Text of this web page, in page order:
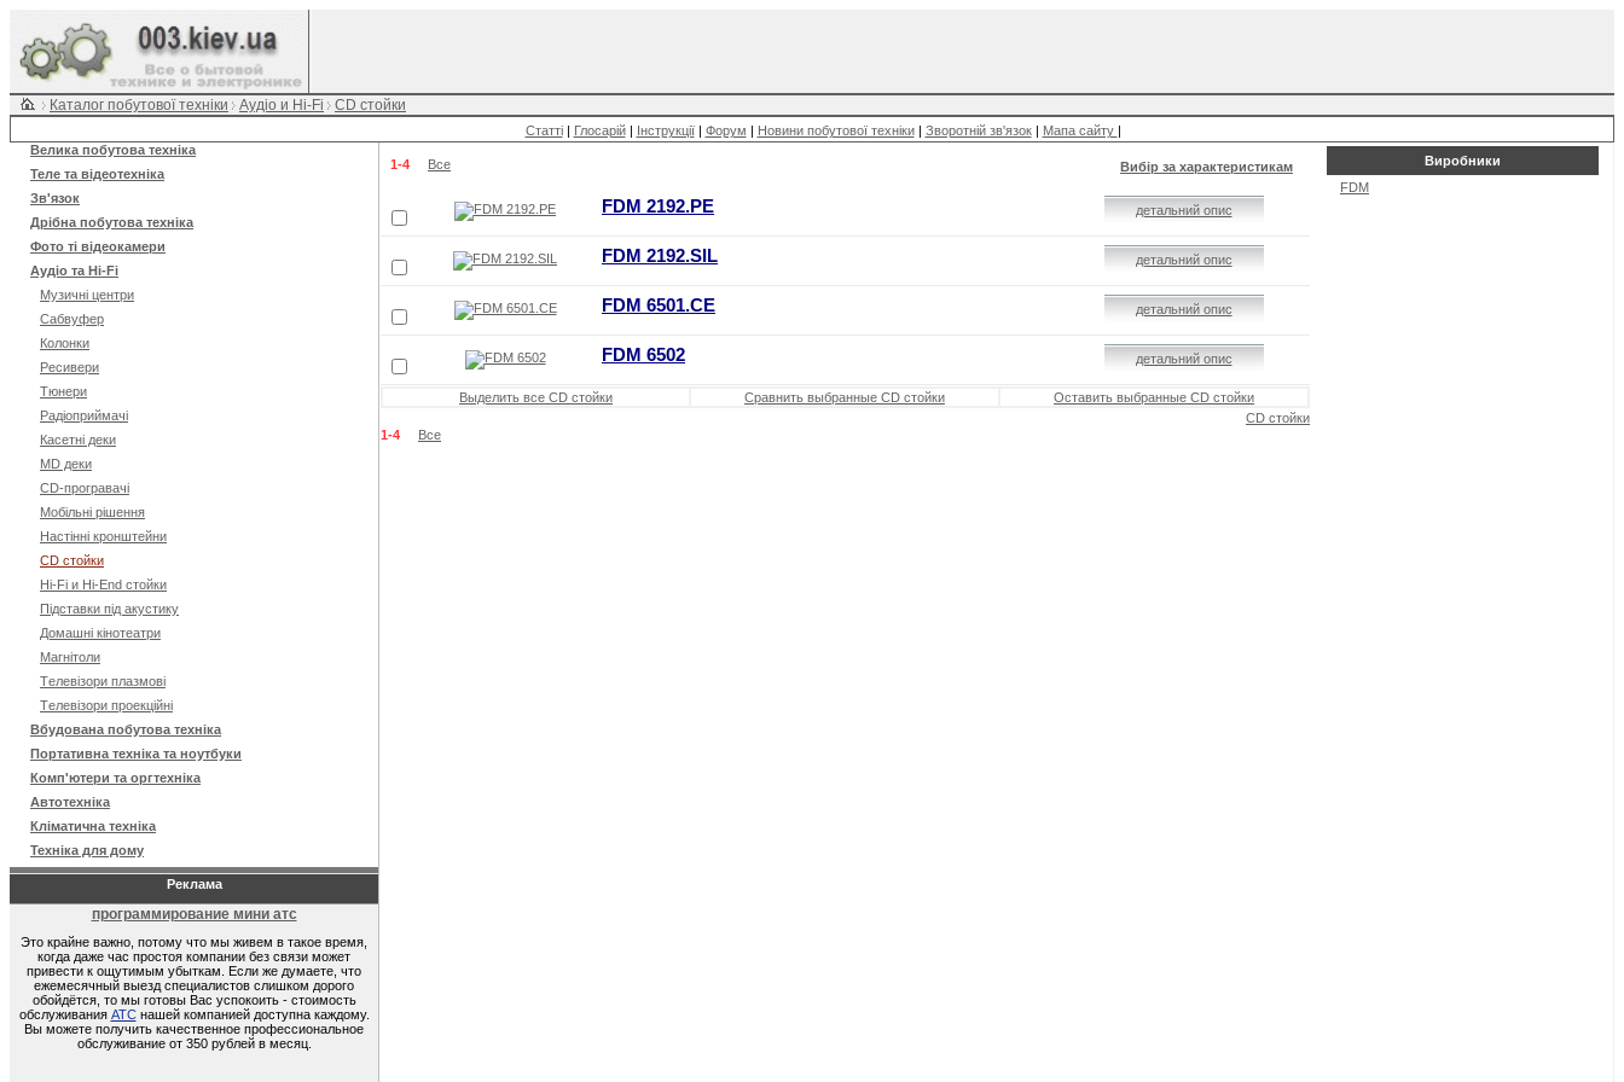
Каталог побутової техніки Аудіо и Hi-Fi CD стойки
Статті| Глосарій| Інструкції| Форум | Новини побутової техніки| Зворотній зв'язок| Мапа сайту |
Велика побутова техніка
Теле та відеотехніка
Зв'язок
Дрібна побутова техніка
Фото ті відеокамери
Аудіо та Hi-Fi
Музичні центри
Сабвуфер
Колонки
Ресивери
Тюнери
Радіоприймачі
Касетні деки
MD деки
CD-програвачі
Мобільні рішення
Настінні кронштейни
CD стойки
Hi-Fi и Hi-End стойки
Підставки під акустику
Домашні кінотеатри
Магнітоли
Tелевізори плазмові
Tелевізори проекційні
Вбудована побутова техніка
Портативна техніка та ноутбуки
Комп'ютери та оргтехніка
Автотехніка
Кліматична техніка
Техніка для дому
Реклама
программирование мини атс
Это крайне важно, потому что мы живем в такое время,
когда даже час простоя компании без связи может
привести к ощутимым убыткам. Если же думаете, что
ежемесячный выезд специалистов слишком дорого
обойдётся, то мы готовы Вас успокоить - стоимость
обслуживания АТСнашей компанией доступна каждому.
Вы можете получить качественное профессиональное
обслуживание от 350 рублей в месяц.
1-4 Все Вибір за характеристикам
FDM 2192.PE детальний опис
FDM 2192.SIL детальний опис
FDM 6501.CE детальний опис
FDM 6502 детальний опис
Выделить все CD стойки Сравнить выбранные CD стойки
Оставить выбранные CD стойки
CD стойки
1-4
Все
Виробники
FDM